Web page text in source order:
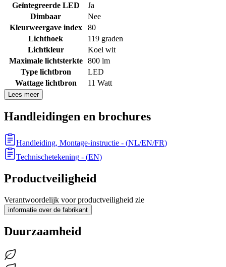
Geïntegreerde LED
Ja
Dimbaar
Nee
Kleurweergave index
80
Lichthoek
119 graden
Lichtkleur
Koel wit
Maximale lichtsterkte
800 lm
Type lichtbron
LED
Wattage lichtbron
11 Watt
Lees meer
Handleidingen en brochures
Handleiding, Montage-instructie - (NL/EN/FR)
Technischetekening - (EN)
Productveiligheid
Verantwoordelijk voor productveiligheid zie
informatie over de fabrikant
Duurzaamheid